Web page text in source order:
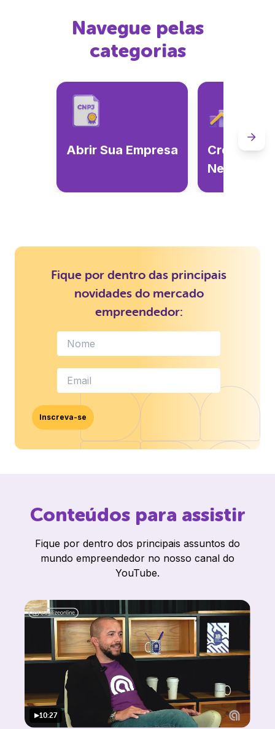
Navegue pelas
categorias
Abrir Sua Empresa
Crescer
Negócio
Fique por dentro das principais
novidades do mercado
empreendedor:
Inscreva-se
Conteúdos para assistir
Fique por dentro dos principais assuntos do
mundo empreendedor no nosso canal do
YouTube.
▶10:27